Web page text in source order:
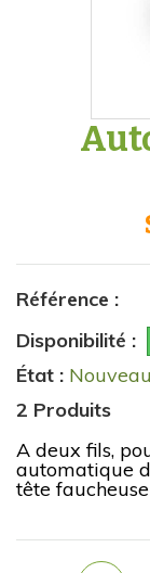
Référence :
Disponibilité :
État :
2 Produits
A deux fils,
automatique
tête